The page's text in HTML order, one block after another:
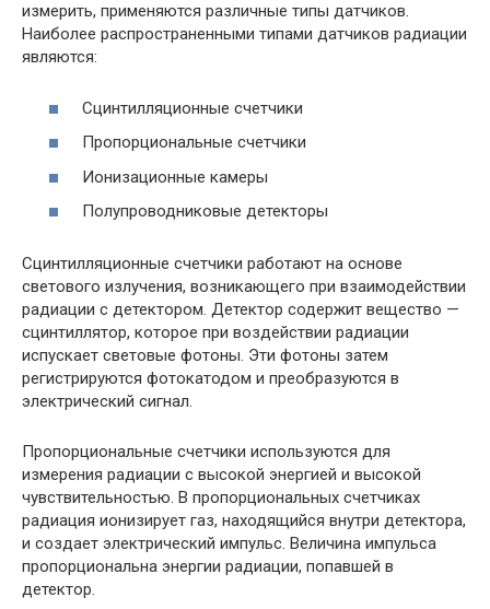
измерить, применяются различные типы датчиков.
Наиболее распространенными типами датчиков радиации
являются:
Сцинтилляционные счетчики
Пропорциональные счетчики
Ионизационные камеры
Полупроводниковые детекторы
Сцинтилляционные счетчики работают на основе
светового излучения, возникающего при взаимодействии
радиации с детектором. Детектор содержит вещество —
сцинтиллятор, которое при воздействии радиации
испускает световые фотоны. Эти фотоны затем
регистрируются фотокатодом и преобразуются в
электрический сигнал.
Пропорциональные счетчики используются для
измерения радиации с высокой энергией и высокой
чувствительностью. В пропорциональных счетчиках
радиация ионизирует газ, находящийся внутри детектора,
и создает электрический импульс. Величина импульса
пропорциональна энергии радиации, попавшей в
детектор.